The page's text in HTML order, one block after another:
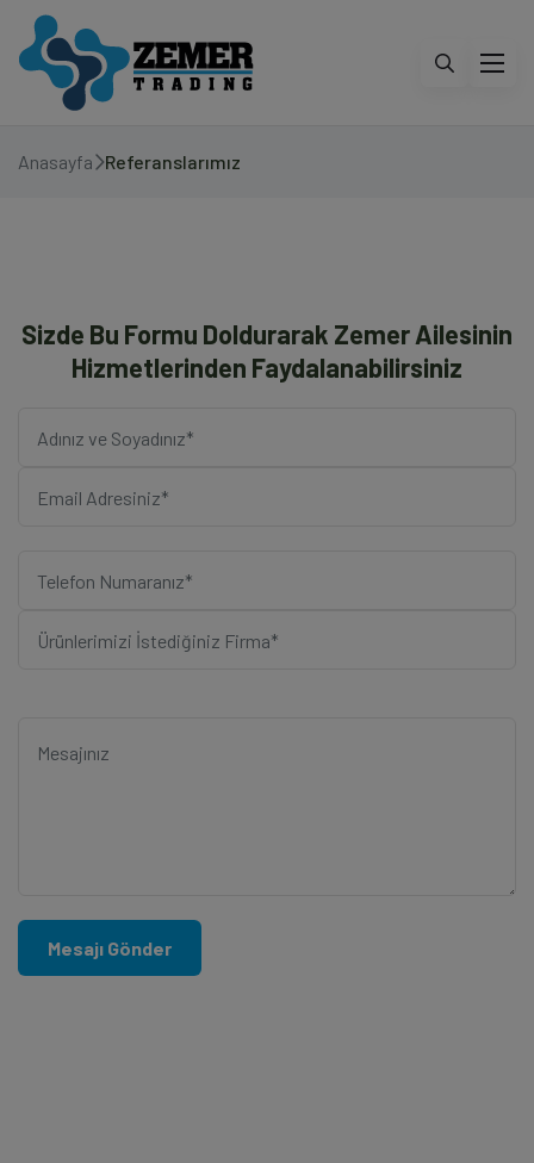
Anasayfa Referanslarımız
Sizde Bu Formu Doldurarak Zemer Ailesinin
Hizmetlerinden Faydalanabilirsiniz
Mesajı Gönder